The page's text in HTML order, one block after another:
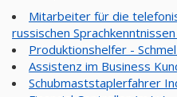
Mitarbeiter für die
russischen
Produktionshelfer -
Assistenz im Business
Schubmaststaplerfahrer